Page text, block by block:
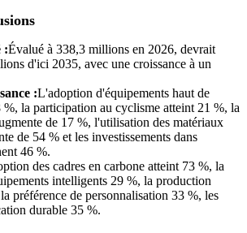
:Évalué à 338,3 millions en 2026, devrait
d'ici 2035, avec une croissance à un
:L'adoption d'équipements haut de
%, la participation au cyclisme atteint 21 %, la
de 17 %, l'utilisation des matériaux
de 54 % et les investissements dans
46 %.
des cadres en carbone atteint 73 %, la
intelligents 29 %, la production
préférence de personnalisation 33 %, les
durable 35 %.